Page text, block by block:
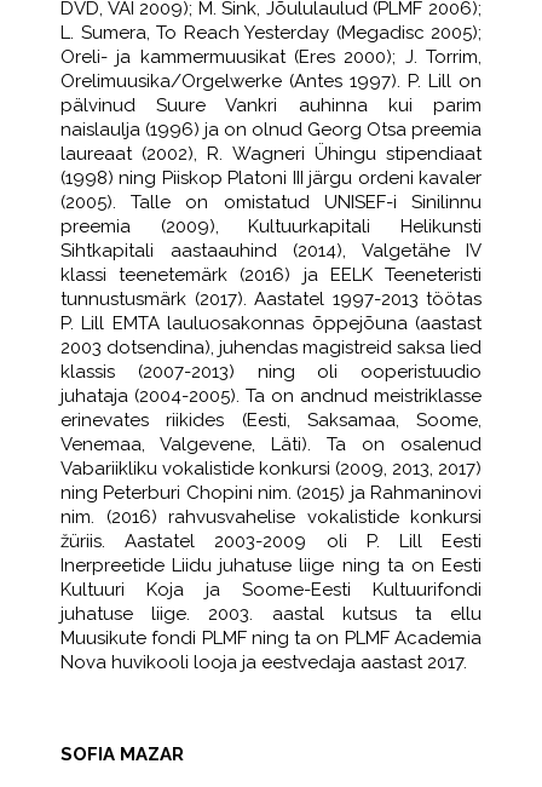
DVD, VAI 2009); M. Sink, Jõululaulud (PLMF 2006);
L. Sumera, To Reach Yesterday (Megadisc 2005);
Oreli- ja kammermuusikat (Eres 2000); J. Torrim,
Orelimuusika/Orgelwerke (Antes 1997). P. Lill on
pälvinud Suure Vankri auhinna kui parim
naislaulja (1996) ja on olnud Georg Otsa preemia
laureaat (2002), R. Wagneri Ühingu stipendiaat
(1998) ning Piiskop Platoni III järgu ordeni kavaler
(2005). Talle on omistatud UNISEF-i Sinilinnu
preemia (2009), Kultuurkapitali Helikunsti
Sihtkapitali aastaauhind (2014), Valgetähe IV
klassi teenetemärk (2016) ja EELK Teeneteristi
tunnustusmärk (2017). Aastatel 1997-2013 töötas
P. Lill EMTA lauluosakonnas õppejõuna (aastast
2003 dotsendina), juhendas magistreid saksa lied
klassis (2007-2013) ning oli ooperistuudio
juhataja (2004-2005). Ta on andnud meistriklasse
erinevates riikides (Eesti, Saksamaa, Soome,
Venemaa, Valgevene, Läti). Ta on osalenud
Vabariikliku vokalistide konkursi (2009, 2013, 2017)
ning Peterburi Chopini nim. (2015) ja Rahmaninovi
nim. (2016) rahvusvahelise vokalistide konkursi
žüriis. Aastatel 2003-2009 oli P. Lill Eesti
Inerpreetide Liidu juhatuse liige ning ta on Eesti
Kultuuri Koja ja Soome-Eesti Kultuurifondi
juhatuse liige. 2003. aastal kutsus ta ellu
Muusikute fondi PLMF ning ta on PLMF Academia
Nova huvikooli looja ja eestvedaja aastast 2017.
SOFIA MAZAR